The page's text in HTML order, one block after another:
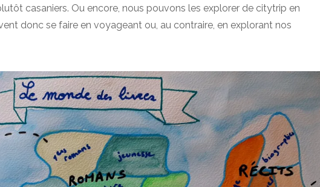
casaniers. Ou encore, nous pouvons les explorer de citytrip en
donc se faire en voyageant ou, au contraire, en explorant nos